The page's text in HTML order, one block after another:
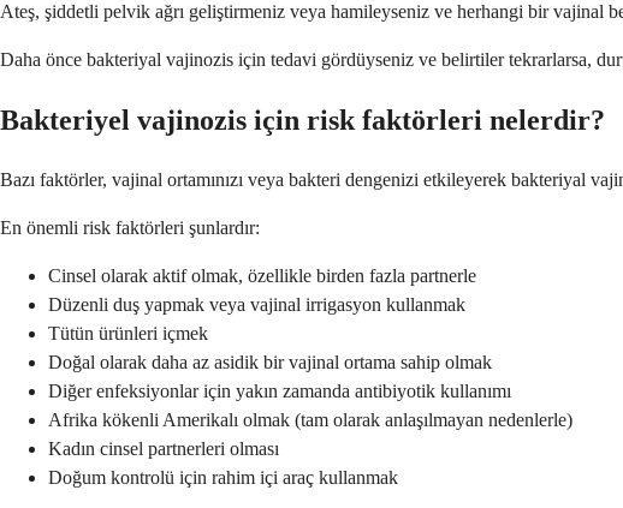
Ateş, şiddetli pelvik ağrı geliştirmeniz veya hamileyseniz ve herhangi bir vajinal
Daha önce bakteriyal vajinozis için tedavi gördüyseniz ve belirtiler tekrarlarsa,
Bakteriyel vajinozis için risk faktörleri nelerdir?
Bazı faktörler, vajinal ortamınızı veya bakteri dengenizi etkileyerek bakteriyal
En önemli risk faktörleri şunlardır:
Cinsel olarak aktif olmak, özellikle birden fazla partnerle
Düzenli duş yapmak veya vajinal irrigasyon kullanmak
Tütün ürünleri içmek
Doğal olarak daha az asidik bir vajinal ortama sahip olmak
Diğer enfeksiyonlar için yakın zamanda antibiyotik kullanımı
Afrika kökenli Amerikalı olmak (tam olarak anlaşılmayan nedenlerle)
Kadın cinsel partnerleri olması
Doğum kontrolü için rahim içi araç kullanmak